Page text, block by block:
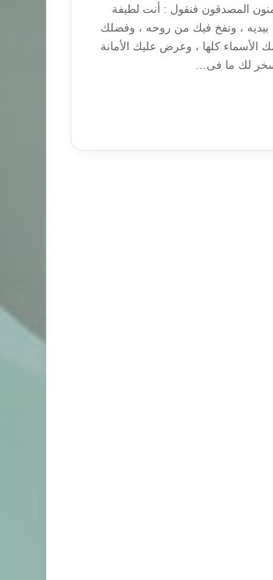
المصدقون فنقول : أنت لطيفة
بيديه ، ونفخ فيك من روحه ، وفضلك
الأسماء كلها ، وعرض عليك الأمانة
لك ما فى…